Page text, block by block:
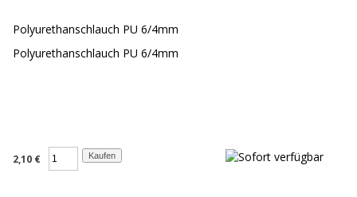
Polyurethanschlauch PU 6/4mm
Polyurethanschlauch PU 6/4mm
2,10 €